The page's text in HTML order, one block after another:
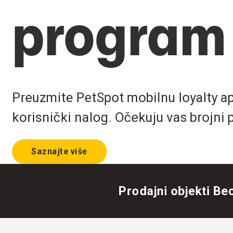
program
Preuzmite PetSpot mobilnu loyalty
korisnički nalog. Očekuju vas brojni
Saznajte više
Prodajni objekti